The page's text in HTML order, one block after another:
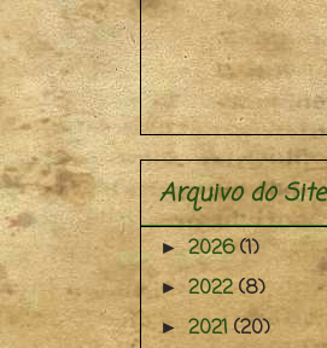
Arquivo do Site
►2026(1)
► 2022(8)
► 2021(20)